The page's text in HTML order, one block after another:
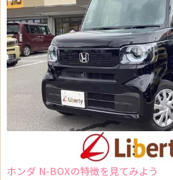
ホンダ N-BOXの特徴を見てみよう